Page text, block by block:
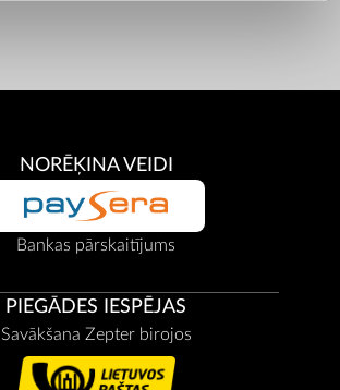
NORĒĶINA VEIDI
Bankas pārskaitījums
PIEGĀDES IESPĒJAS
Savākšana Zepter birojos